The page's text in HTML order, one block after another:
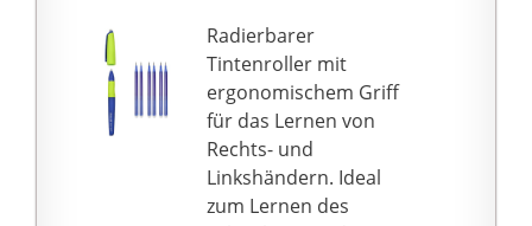
Der Kugelschreiber
verfügt über eine
präzise Drehmechanik
und ist mit einer
austauschbaren Pelikan
Großraummine (Pelikan
337, blau) ausgestattet
Radierbarer
Tintenroller mit
ergonomischem Griff
für das Lernen von
Rechts- und
Linkshändern. Ideal
zum Lernen des